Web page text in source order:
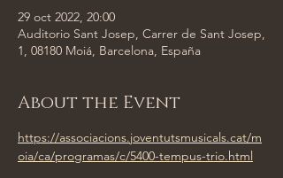
29 oct 2022, 20:00
Auditorio Sant Josep, Carrer de Sant Josep,
1, 08180 Moiá, Barcelona, España
About the Event
https://associacions.joventutsmusicals.cat/m
oia/ca/programas/c/5400-tempus-trio.html